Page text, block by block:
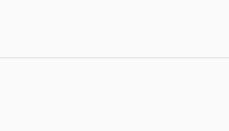
今回の為に特別に考
サラダ、野菜のキッ